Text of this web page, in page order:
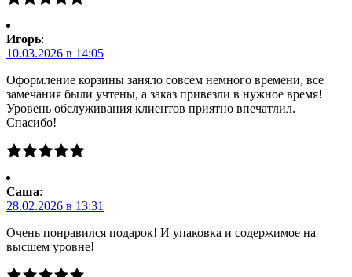
Игорь:
10.03.2026 в 14:05
Оформление корзины заняло совсем немного времени, все
замечания были учтены, а заказ привезли в нужное время!
Уровень обслуживания клиентов приятно впечатлил.
Спасибо!
Саша:
28.02.2026 в 13:31
Очень понравился подарок! И упаковка и содержимое на
высшем уровне!